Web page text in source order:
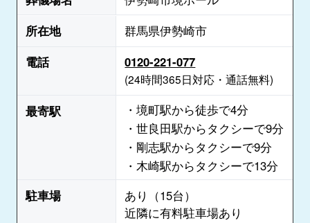
所在地
群馬県伊勢崎市
電話
0120-221-077
(24時間365日対応・通話無料)
最寄駅
・境町駅から徒歩で4分
・世良田駅からタクシーで9分
・剛志駅からタクシーで9分
・木崎駅からタクシーで13分
駐車場
あり（15台）
近隣に有料駐車場あり